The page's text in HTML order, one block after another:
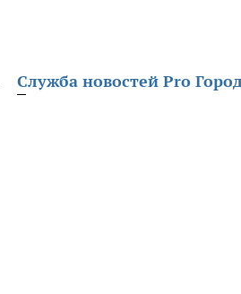
Служба новостей Pro